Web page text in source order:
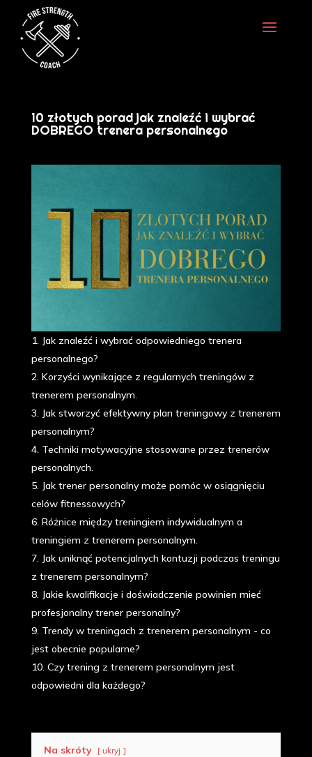
10 złotych porad jak znaleźć i wybrać
DOBREGO trenera personalnego
Jak znaleźć i wybrać odpowiedniego trenera
personalnego?
2. Korzyści wynikające z regularnych treningów z
trenerem personalnym.
3. Jak stworzyć efektywny plan treningowy z trenerem
personalnym?
4. Techniki motywacyjne stosowane przez trenerów
personalnych.
5. Jak trener personalny może pomóc w osiągnięciu
celów fitnessowych?
6. Różnice między treningiem indywidualnym a
treningiem z trenerem personalnym.
7. Jak uniknąć potencjalnych kontuzji podczas treningu
z trenerem personalnym?
8. Jakie kwalifikacje i doświadczenie powinien mieć
profesjonalny trener personalny?
9. Trendy w treningach z trenerem personalnym - co
jest obecnie popularne?
10. Czy trening z trenerem personalnym jest
odpowiedni dla każdego?
Na skróty ukryj